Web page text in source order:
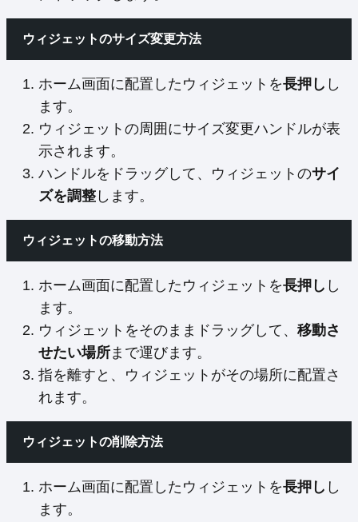
ウィジェットのサイズ変更方法
ホーム画面に配置したウィジェットを長押し し
ます。
ウィジェットの周囲にサイズ変更ハンドルが表
示されます。
ハンドルをドラッグして、ウィジェットのサイ
ズを調整 します。
ウィジェットの移動方法
ホーム画面に配置したウィジェットを長押し し
ます。
ウィジェットをそのままドラッグして、 移動さ
せたい場所 まで運びます。
指を離すと、ウィジェットがその場所に配置さ
れます。
ウィジェットの削除方法
ホーム画面に配置したウィジェットを長押し し
ます。